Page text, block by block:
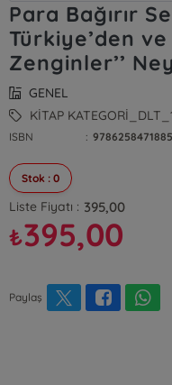
Para Bağırır
Türkiye’den
Zenginler’’
GENEL
KİTAP
ISBN : 9786258471885
Stok : 0
Liste Fiyatı : 395,00
₺395,00
Paylaş